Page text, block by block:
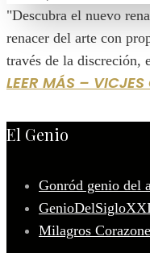
"Descubra el nuevo
renacer del arte con
través de la discreción,
LEER MÁS – VICJES
El Genio
Gonród genio del
GenioDelSigloXXI
Milagros